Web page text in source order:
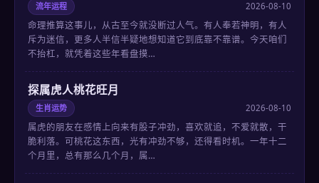
流年运程 2026-08-10
命理推算这事儿，从古至今就没断过人气。有人奉若神明，有人
斥为迷信，更多人半信半疑地想知道它到底靠不靠谱。今天咱们
不抬杠，就凭着这些年看盘摸…
探属虎人桃花旺月
生肖运势 2026-08-10
属虎的朋友在感情上向来有股子冲劲，喜欢就追，不爱就散，干
脆利落。可桃花这东西，光有冲劲不够，还得看时机。一年十二
个月里，总有那么几个月，属…